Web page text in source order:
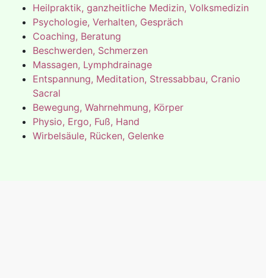
Heilpraktik, ganzheitliche Medizin, Volksmedizin
Psychologie, Verhalten, Gespräch
Coaching, Beratung
Beschwerden, Schmerzen
Massagen, Lymphdrainage
Entspannung, Meditation, Stressabbau, Cranio
Sacral
Bewegung, Wahrnehmung, Körper
Physio, Ergo, Fuß, Hand
Wirbelsäule, Rücken, Gelenke